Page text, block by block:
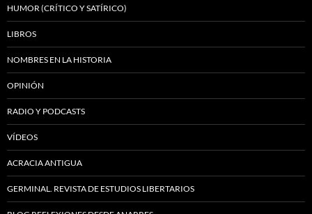
HUMOR (CRÍTICO Y SATÍRICO)
LIBROS
NOMBRES EN LA HISTORIA
OPINIÓN
RADIO Y PODCASTS
VÍDEOS
ACRACIA ANTIGUA
GERMINAL. REVISTA DE ESTUDIOS LIBERTARIOS